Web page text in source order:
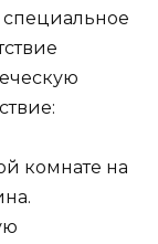
комнате на